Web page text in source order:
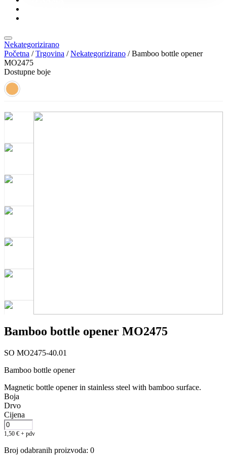
Nekategorizirano
Početna /Trgovina /Nekategorizirano / Bamboo bottle opener
MO2475
Dostupne boje
Bamboo bottle opener MO2475
SO MO2475-40.01
Bamboo bottle opener
Magnetic bottle opener in stainless steel with bamboo surface.
Boja
Drvo
Cijena
1,50 € + pdv
Broj odabranih proizvoda: 0